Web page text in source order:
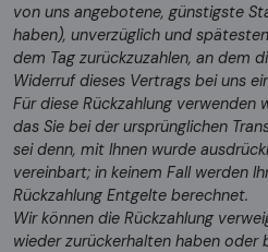
von uns angebotene, günstigste
haben), unverzüglich und
dem Tag zurückzuzahlen, an dem
Widerruf dieses Vertrags bei uns
Für diese Rückzahlung verwenden
das Sie bei der ursprünglichen
sei denn, mit Ihnen wurde
vereinbart; in keinem Fall werden
Rückzahlung Entgelte berechnet.
Wir können die Rückzahlung
wieder zurückerhalten haben oder